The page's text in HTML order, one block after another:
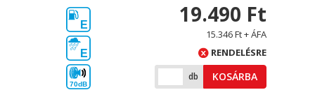
E
E
70dB
19.490 Ft
15.346 Ft + ÁFA
RENDELÉSRE
db KOSÁRBA